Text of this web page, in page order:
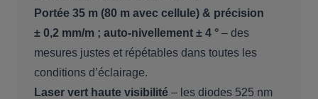
Portée 35 m (80 m avec cellule) & précision
± 0,2 mm/m ; auto-nivellement ± 4 ° – des
mesures justes et répétables dans toutes les
conditions d’éclairage.
Laser vert haute visibilité – les diodes 525 nm